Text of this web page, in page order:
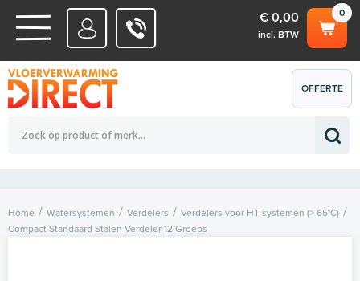
WATERSYSTEMEN
ELEKTRISCHE SYSTEMEN
0
€ 0,00
incl. BTW
Totaalbedrag (incl. BTW) € 0,00
OFFERTE
AANVRAGEN
Home Watersystemen Verdelers
Verdelers voor HT-systemen (> 65°C)
Compact Standaard Stalen Verdeler 12 Groeps